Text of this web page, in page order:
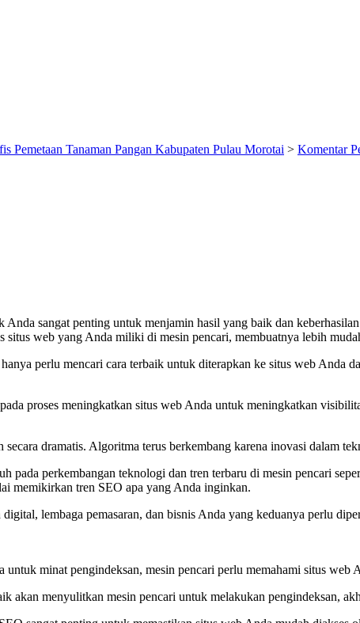
Pemetaan Tanaman Pangan Kabupaten Pulau Morotai > Komentar
Anda sangat penting untuk menjamin hasil yang baik dan
web yang Anda miliki di mesin pencari, membuatnya lebih
perlu mencari cara terbaik untuk diterapkan ke situs web Anda
proses meningkatkan situs web Anda untuk meningkatkan
dramatis. Algoritma terus berkembang karena inovasi dalam
pada perkembangan teknologi dan tren terbaru di mesin pencari
memikirkan tren SEO apa yang Anda inginkan.
lembaga pemasaran, dan bisnis Anda yang keduanya perlu
minat pengindeksan, mesin pencari perlu memahami situs web
akan menyulitkan mesin pencari untuk melakukan pengindeksan,